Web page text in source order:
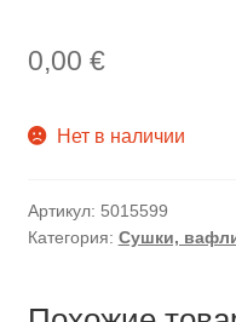
0,00 €
Нет в наличии
Артикул: 5015599
Категория: Сушки,